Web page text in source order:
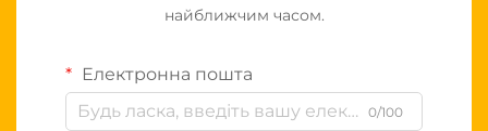
найближчим часом.
Електронна пошта
0/100